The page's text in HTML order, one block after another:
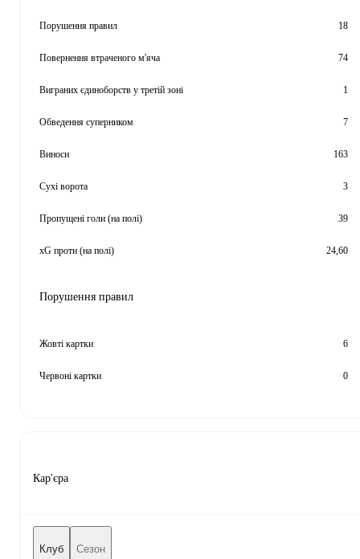
Порушення правил 18
Повернення втраченого м'яча 74
Виграних єдиноборств у третій зоні 1
Обведення суперником 7
Виноси 163
Сухі ворота 3
Пропущені голи (на полі) 39
xG проти (на полі) 24,60
Порушення правил
Жовті картки 6
Червоні картки 0
Кар'єра
Клуб Сезон